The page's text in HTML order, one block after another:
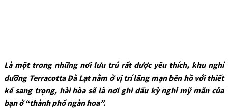
Là một trong những nơi lưu trú rất được yêu thích, khu nghỉ
dưỡng Terracotta Đà Lạt nằm ở vị trí lãng mạn bên hồ với thiết
kế sang trọng, hài hòa sẽ là nơi ghi dấu kỳ nghỉ mỹ mãn của
bạn ở “thành phố ngàn hoa”.